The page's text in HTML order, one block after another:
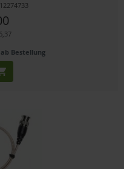
Bestellung